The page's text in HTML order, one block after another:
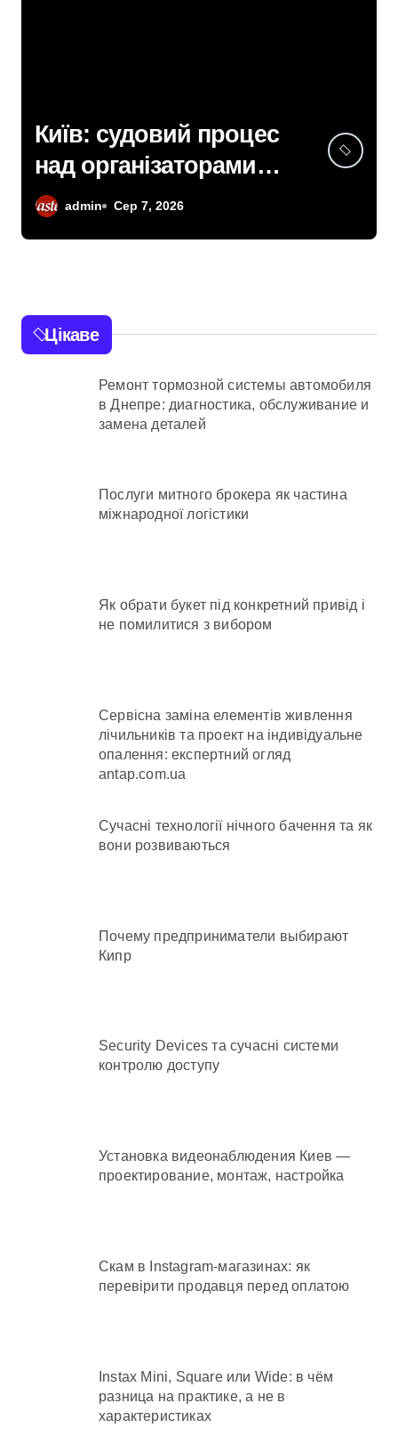
Київ: судовий процес
над організаторами
мережі із 39
admin Сер 7, 2026
Цікаве
Ремонт тормозной системы автомобиля
в Днепре: диагностика, обслуживание и
замена деталей
Послуги митного брокера як частина
міжнародної логістики
Як обрати букет під конкретний привід і
не помилитися з вибором
Сервісна заміна елементів живлення
лічильників та проект на індивідуальне
опалення: експертний огляд
antap.com.ua
Сучасні технології нічного бачення та як
вони розвиваються
Почему предприниматели выбирают
Кипр
Security Devices та сучасні системи
контролю доступу
Установка видеонаблюдения Киев —
проектирование, монтаж, настройка
Скам в Instagram-магазинах: як
перевірити продавця перед оплатою
Instax Mini, Square или Wide: в чём
разница на практике, а не в
характеристиках